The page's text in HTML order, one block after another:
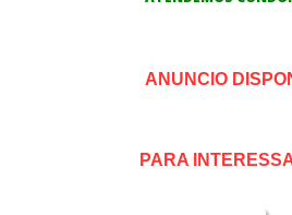
ANUNCIO
PARA